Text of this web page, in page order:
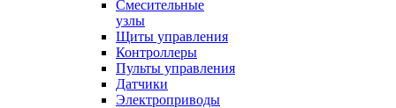
Смесительные
узлы
Щиты управления
Контроллеры
Пульты управления
Датчики
Электроприводы